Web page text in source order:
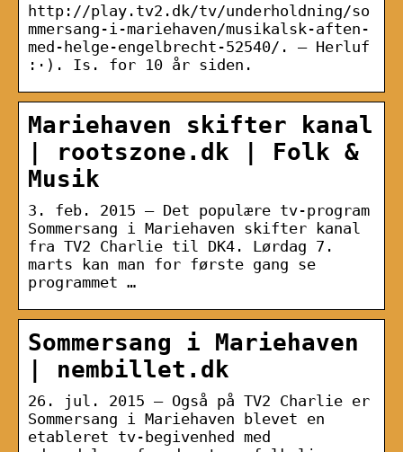
http://play.tv2.dk/tv/underholdning/so
mmersang-i-mariehaven/musikalsk-aften-
med-helge-engelbrecht-52540/. — Herluf
:·). Is. for 10 år siden.
Mariehaven skifter kanal
| rootszone.dk | Folk &
Musik
3. feb. 2015 — Det populære tv-program
Sommersang i Mariehaven skifter kanal
fra TV2 Charlie til DK4. Lørdag 7.
marts kan man for første gang se
programmet …
Sommersang i Mariehaven
| nembillet.dk
26. jul. 2015 — Også på TV2 Charlie er
Sommersang i Mariehaven blevet en
etableret tv-begivenhed med